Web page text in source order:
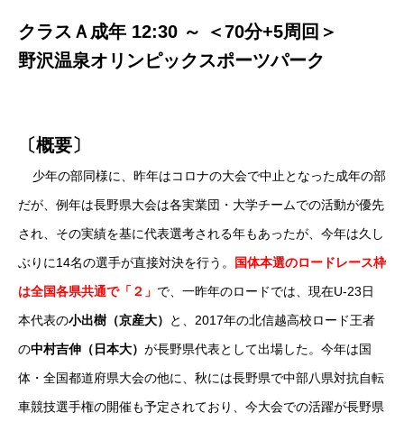
クラスＡ成年 12:30 ～ ＜70分+5周回＞
野沢温泉オリンピックスポーツパーク
〔概要〕
少年の部同様に、昨年はコロナの大会で中止となった成年の部
だが、例年は長野県大会は各実業団・大学チームでの活動が優先
され、その実績を基に代表選考される年もあったが、今年は久し
ぶりに14名の選手が直接対決を行う。
国体本選のロードレース枠
は全国各県共通で「２」 で、一昨年のロードでは、現在U-23日
本代表の小出樹（京産大）
と、2017年の北信越高校ロード王者
の中村吉伸（日本大） が長野県代表として出場した。今年は国
体・全国都道府県大会の他に、秋には長野県で中部八県対抗自転
車競技選手権の開催も予定されており、今大会での活躍が長野県